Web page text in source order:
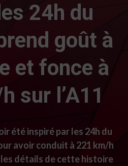
24h du
goût à
et fonce à
sur l’A11
été inspiré par les 24h du
avoir conduit à 221 km/h
détails de cette histoire